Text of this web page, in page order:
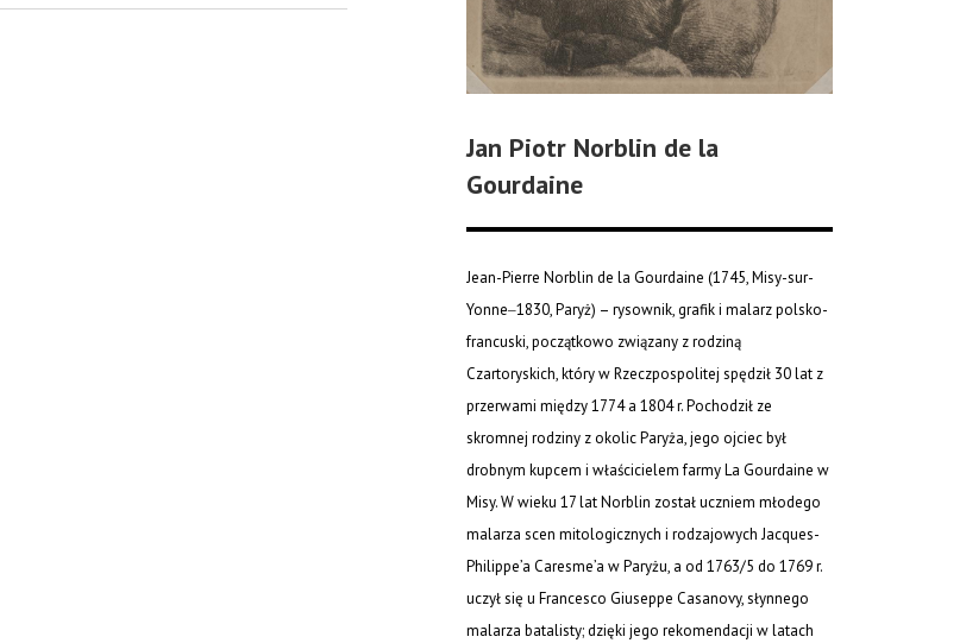
Jan Piotr Norblin de la
Gourdaine
Jean-Pierre Norblin de la Gourdaine (1745, Misy-sur-
Yonne‒1830, Paryż) – rysownik, grafik i malarz polsko-
francuski, początkowo związany z rodziną
Czartoryskich, który w Rzeczpospolitej spędził 30 lat z
przerwami między 1774 a 1804 r. Pochodził ze
skromnej rodziny z okolic Paryża, jego ojciec był
drobnym kupcem i właścicielem farmy La Gourdaine w
Misy. W wieku 17 lat Norblin został uczniem młodego
malarza scen mitologicznych i rodzajowych Jacques-
Philippe’a Caresme’a w Paryżu, a od 1763/5 do 1769 r.
uczył się u Francesco Giuseppe Casanovy, słynnego
malarza batalisty; dzięki jego rekomendacji w latach